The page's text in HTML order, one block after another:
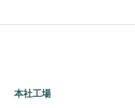
本社工場